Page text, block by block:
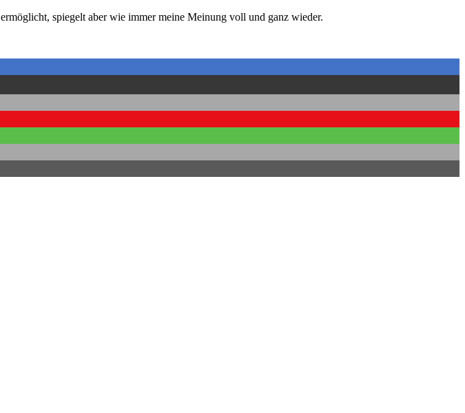
ermöglicht, spiegelt aber wie immer meine Meinung voll und ganz wieder.